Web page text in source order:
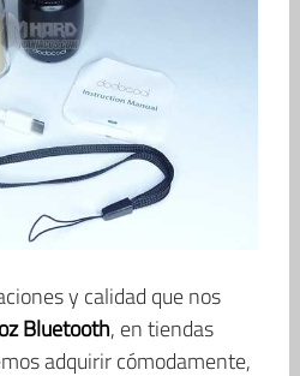
y calidad que nos
Bluetooth, en tiendas
adquirir cómodamente,